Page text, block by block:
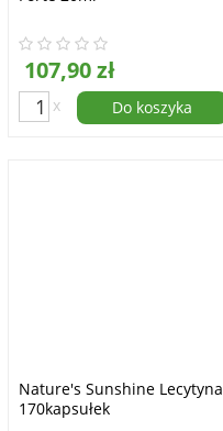
107,90 zł
x Do koszyka
Nature's Sunshine Lecytyna
170kapsułek